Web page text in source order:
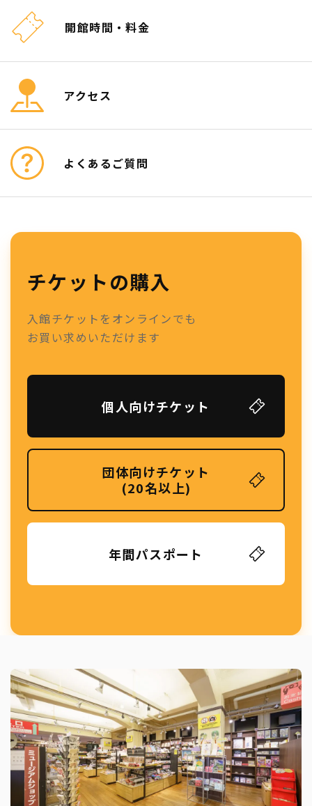
開館時間・料金
アクセス
よくあるご質問
チケットの購入
入館チケットをオンラインでも
お買い求めいただけます
個人向けチケット
団体向けチケット
(20名以上)
年間パスポート